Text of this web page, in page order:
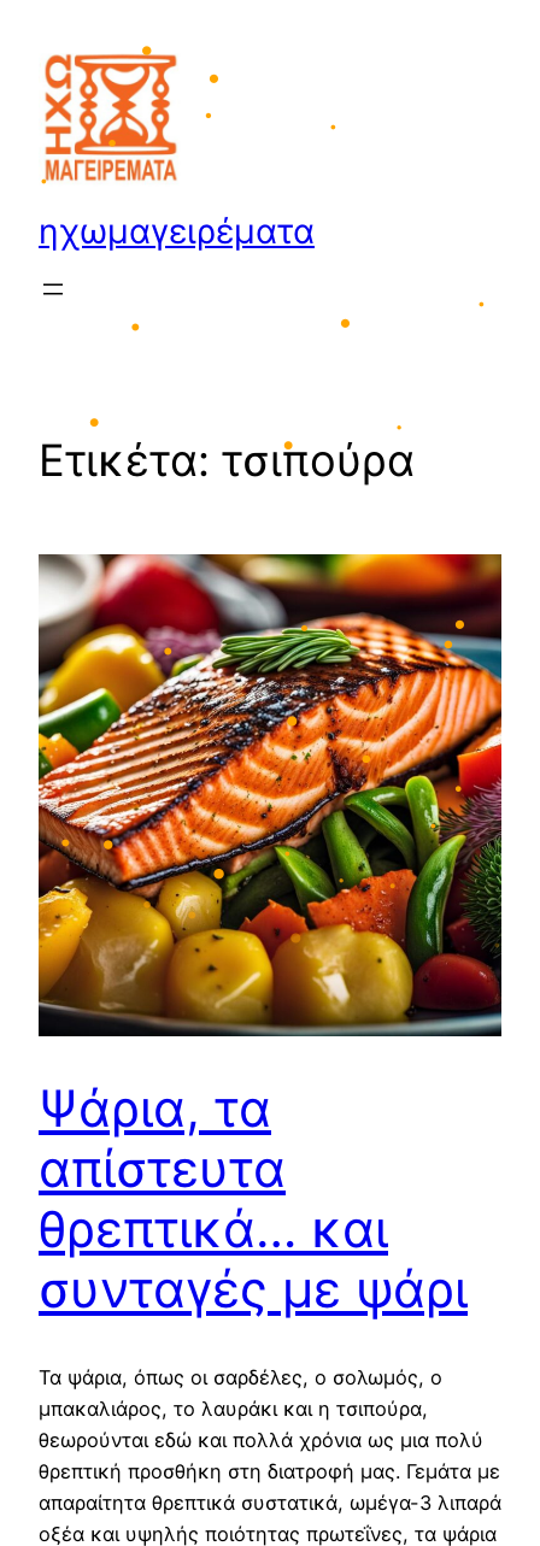
• •
•
•
•
•
•
•
•
• •
•
•
•
•
•
περιεχόμενο
ηχωμαγειρέματα
Ετικέτα: τσιπούρα
Ψάρια, τα
απίστευτα
θρεπτικά… και
συνταγές με ψάρι
Τα ψάρια, όπως οι σαρδέλες, ο σολωμός, ο
μπακαλιάρος, το λαυράκι και η τσιπούρα,
θεωρούνται εδώ και πολλά χρόνια ως μια πολύ
θρεπτική προσθήκη στη διατροφή μας. Γεμάτα με
απαραίτητα θρεπτικά συστατικά, ωμέγα-3 λιπαρά
οξέα και υψηλής ποιότητας πρωτεΐνες, τα ψάρια